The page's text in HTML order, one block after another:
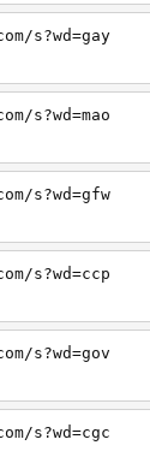
s?wd=gay
s?wd=mao
s?wd=gfw
s?wd=ccp
s?wd=gov
s?wd=cgc